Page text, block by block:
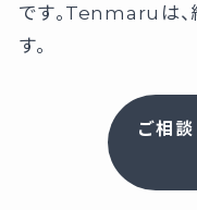
です。Tenmaruは、
す。
ご相